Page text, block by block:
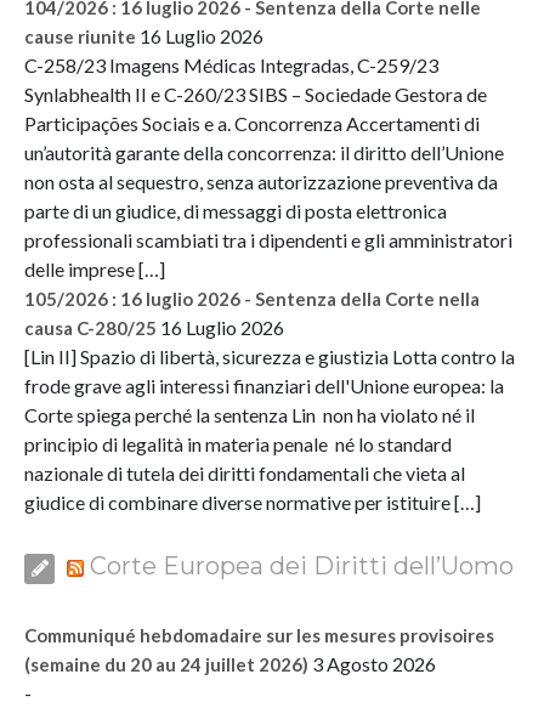
104/2026 : 16 luglio 2026 - Sentenza della Corte nelle
cause riunite 16 Luglio 2026
C-258/23 Imagens Médicas Integradas, C-259/23
Synlabhealth II e C-260/23 SIBS – Sociedade Gestora de
Participações Sociais e a. Concorrenza Accertamenti di
un’autorità garante della concorrenza: il diritto dell’Unione
non osta al sequestro, senza autorizzazione preventiva da
parte di un giudice, di messaggi di posta elettronica
professionali scambiati tra i dipendenti e gli amministratori
delle imprese […]
105/2026 : 16 luglio 2026 - Sentenza della Corte nella
causa C-280/25 16 Luglio 2026
[Lin II] Spazio di libertà, sicurezza e giustizia Lotta contro la
frode grave agli interessi finanziari dell'Unione europea: la
Corte spiega perché la sentenza Lin non ha violato né il
principio di legalità in materia penale né lo standard
nazionale di tutela dei diritti fondamentali che vieta al
giudice di combinare diverse normative per istituire […]
Corte Europea dei Diritti dell’Uomo
Communiqué hebdomadaire sur les mesures provisoires
(semaine du 20 au 24 juillet 2026) 3 Agosto 2026
-